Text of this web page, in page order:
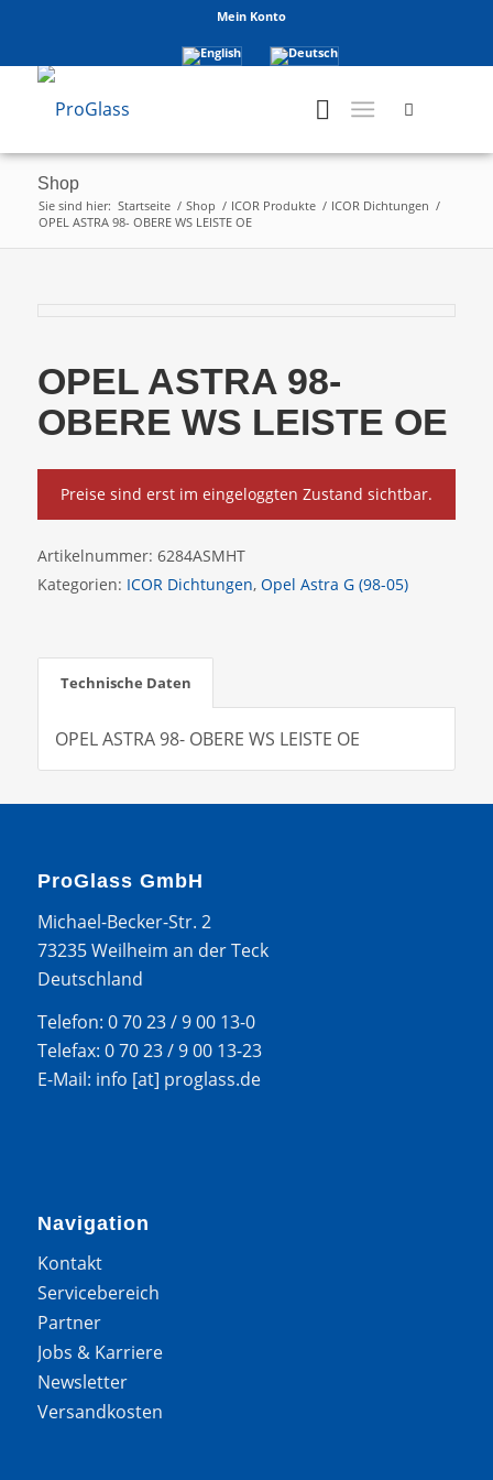
Mein Konto
Shop
Sie sind hier: Startseite / Shop / ICOR Produkte / ICOR Dichtungen /
OPEL ASTRA 98- OBERE WS LEISTE OE
OPEL ASTRA 98-
OBERE WS LEISTE OE
Preise sind erst im eingeloggten Zustand sichtbar.
Artikelnummer: 6284ASMHT
Kategorien: ICOR Dichtungen, Opel Astra G (98-05)
Technische Daten
OPEL ASTRA 98- OBERE WS LEISTE OE
ProGlass GmbH
Michael-Becker-Str. 2
73235 Weilheim an der Teck
Deutschland
Telefon: 0 70 23 / 9 00 13-0
Telefax: 0 70 23 / 9 00 13-23
E-Mail: info [at] proglass.de
Navigation
Kontakt
Servicebereich
Partner
Jobs & Karriere
Newsletter
Versandkosten